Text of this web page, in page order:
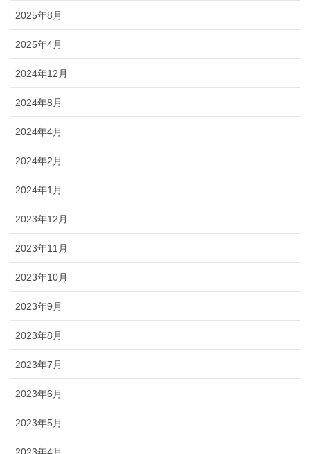
2025年8月
2025年4月
2024年12月
2024年8月
2024年4月
2024年2月
2024年1月
2023年12月
2023年11月
2023年10月
2023年9月
2023年8月
2023年7月
2023年6月
2023年5月
2023年4月